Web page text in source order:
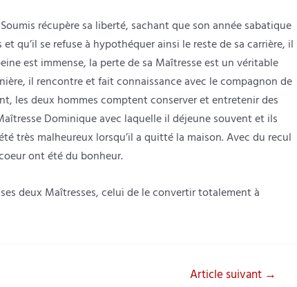
récupère sa liberté, sachant que son année sabatique
qu’il se refuse à hypothéquer ainsi le reste de sa carrière, il
est immense, la perte de sa Maîtresse est un véritable
il rencontre et fait connaissance avec le compagnon de
les deux hommes comptent conserver et entretenir des
Dominique avec laquelle il déjeune souvent et ils
très malheureux lorsqu’il a quitté la maison. Avec du recul
ont été du bonheur.
deux Maîtresses, celui de le convertir totalement à
Article suivant →